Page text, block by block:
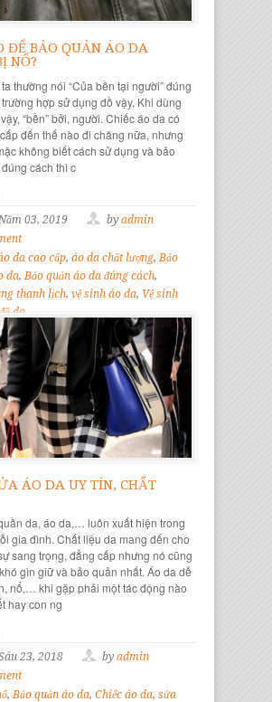
ĐỂ BẢO QUẢN ÁO DA
NỔ?
thường nói “Của bền tại người” đúng
hợp sử dụng đồ vậy. Khi dùng
“bền” bởi, người. Chiếc áo da có
đến thế nào đi chăng nữa, nhưng
không biết cách sử dụng và bảo
cách thì c
03, 2019 by admin
da cao cấp, áo da chất lượng, Bảo
da, Bảo quản áo da đúng cách,
thanh lịch, vệ sinh áo da, Vệ sinh
da
ÁO DA UY TÍN, CHẤT
da, áo da,… luôn xuất hiện trong
gia đình. Chất liệu da mang đến cho
sang trọng, đẳng cấp nhưng nó cũng
gìn giữ và bảo quản nhất. Áo da dễ
nổ,… khi gặp phải một tác động nào
hay con ng
23, 2018 by admin
,Bảo quản áo da, Chiếc áo da, sửa